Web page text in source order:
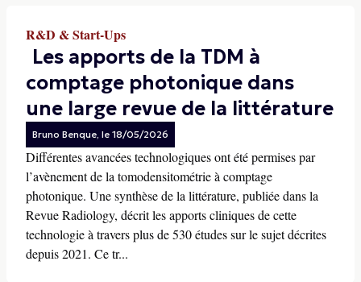
R&D & Start-Ups
Les apports de la TDM à
comptage photonique dans
une large revue de la littérature
Bruno Benque, le 18/05/2026
Différentes avancées technologiques ont été permises par
l’avènement de la tomodensitométrie à comptage
photonique. Une synthèse de la littérature, publiée dans la
Revue Radiology, décrit les apports cliniques de cette
technologie à travers plus de 530 études sur le sujet décrites
depuis 2021. Ce tr...